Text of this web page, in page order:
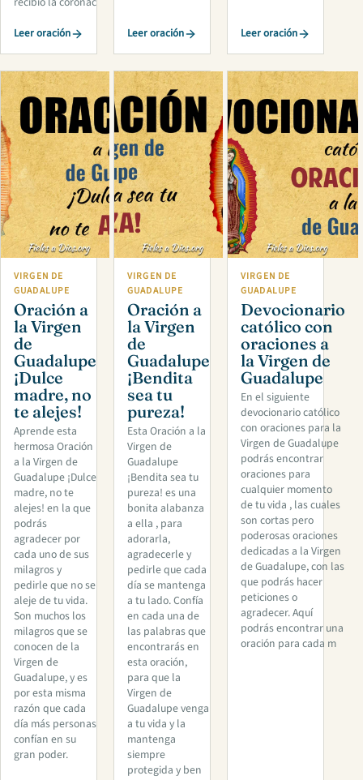
Leer oración Leer oración Leer oración
VIRGEN DE
GUADALUPE
Oración a
la Virgen
de
Guadalupe
¡Dulce
madre, no
te alejes!
Aprende esta
hermosa Oración
a la Virgen de
Guadalupe ¡Dulce
madre, no te
alejes! en la que
podrás
agradecer por
cada uno de sus
milagros y
pedirle que no se
aleje de tu vida.
Son muchos los
milagros que se
conocen de la
Virgen de
Guadalupe, y es
por esta misma
razón que cada
día más personas
confían en su
gran poder.
VIRGEN DE
GUADALUPE
Oración a
la Virgen
de
Guadalupe
¡Bendita
sea tu
pureza!
Esta Oración a la
Virgen de
Guadalupe
¡Bendita sea tu
pureza! es una
bonita alabanza
a ella , para
adorarla,
agradecerle y
pedirle que cada
día se mantenga
a tu lado. Confía
en cada una de
las palabras que
encontrarás en
esta oración,
para que la
Virgen de
Guadalupe venga
a tu vida y la
mantenga
siempre
protegida y ben
VIRGEN DE
GUADALUPE
Devocionario
católico con
oraciones a
la Virgen de
Guadalupe
En el siguiente
devocionario católico
con oraciones para la
Virgen de Guadalupe
podrás encontrar
oraciones para
cualquier momento
de tu vida , las cuales
son cortas pero
poderosas oraciones
dedicadas a la Virgen
de Guadalupe, con las
que podrás hacer
peticiones o
agradecer. Aquí
podrás encontrar una
oración para cada m